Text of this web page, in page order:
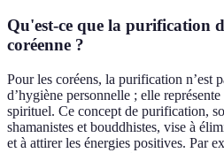
Qu'est-ce que la purification
coréenne ?
Pour les coréens, la purification n’est
d’hygiène personnelle ; elle
spirituel. Ce concept de purification,
shamanistes et bouddhistes, vise à
et à attirer les énergies positives. Par